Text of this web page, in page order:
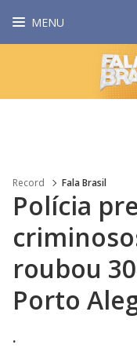
MENU
Record Fala Brasil
Polícia
roubou
Porto
.